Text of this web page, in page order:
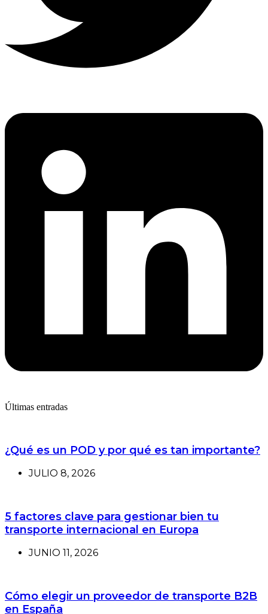
Últimas entradas
¿Qué es un POD y por qué es tan importante?
JULIO 8, 2026
5 factores clave para gestionar bien tu
transporte internacional en Europa
JUNIO 11, 2026
Cómo elegir un proveedor de transporte B2B
en España